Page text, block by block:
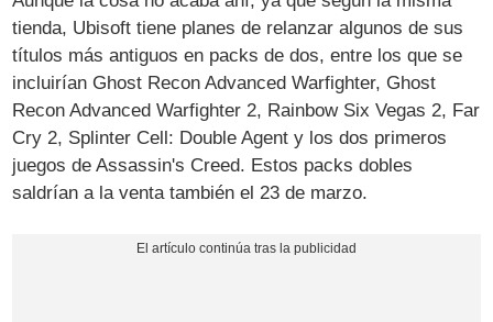
tienda, Ubisoft tiene planes de relanzar algunos de sus
títulos más antiguos en packs de dos, entre los que se
incluirían Ghost Recon Advanced Warfighter, Ghost
Recon Advanced Warfighter 2, Rainbow Six Vegas 2, Far
Cry 2, Splinter Cell: Double Agent y los dos primeros
juegos de Assassin's Creed. Estos packs dobles
saldrían a la venta también el 23 de marzo.